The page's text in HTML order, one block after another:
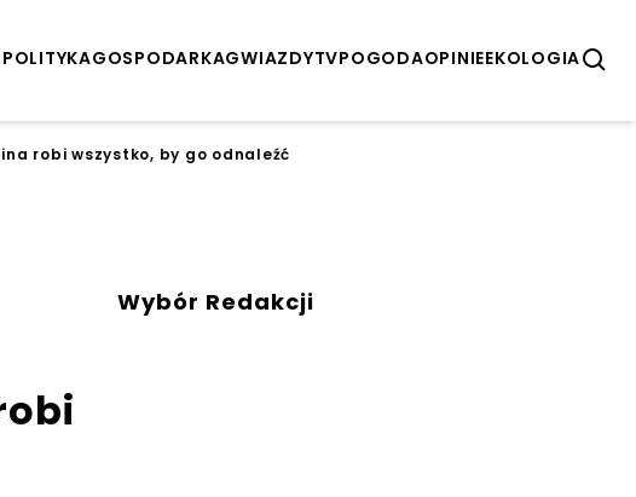
POLITYKAGOSPODARKAGWIAZDYTVPOGODAOPINIEEKOLOGIA
robi wszystko, by go odnaleźć
Wybór Redakcji